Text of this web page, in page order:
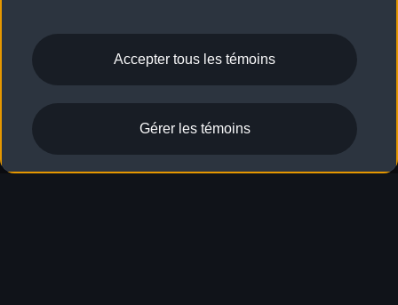
Restez informé
Nos cœurs battent
Accepter tous les témoins
Gérer les témoins